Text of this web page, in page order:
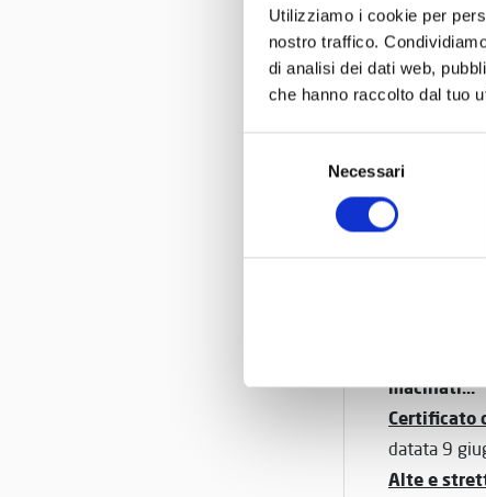
Utilizziamo i cookie per
nostro traffico.
di analisi dei dati web,
che hanno raccolto dal tuo
Necessari
strapuntini.
Bagagli al
comodo,
bagagli
Tutto ha un
sono
distinti fra
oltre al
macinati…
Certificato
datata 9
Alte e